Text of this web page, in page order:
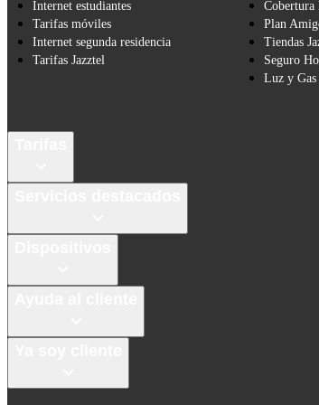
Internet estudiantes
Tarifas móviles
Internet segunda residencia
Tarifas Jazztel
Cobertura
Plan
Tiendas
Seguro
Luz y Gas